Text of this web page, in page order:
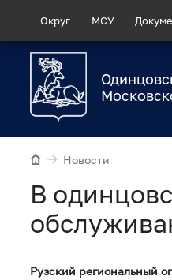
Округ МСУ
Новости
В
Рузский региональный